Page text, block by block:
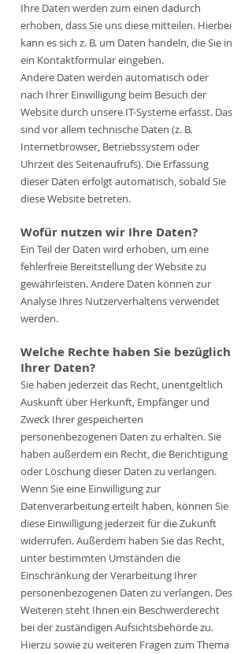
Ihre Daten werden zum einen dadurch
erhoben, dass Sie uns diese mitteilen. Hierbei
kann es sich z. B. um Daten handeln, die Sie in
ein Kontaktformular eingeben.
Andere Daten werden automatisch oder
nach Ihrer Einwilligung beim Besuch der
Website durch unsere IT-Systeme erfasst. Das
sind vor allem technische Daten (z. B.
Internetbrowser, Betriebssystem oder
Uhrzeit des Seitenaufrufs). Die Erfassung
dieser Daten erfolgt automatisch, sobald Sie
diese Website betreten.
Wofür nutzen wir Ihre Daten?
Ein Teil der Daten wird erhoben, um eine
fehlerfreie Bereitstellung der Website zu
gewährleisten. Andere Daten können zur
Analyse Ihres Nutzerverhaltens verwendet
werden.
Welche Rechte haben Sie bezüglich
Ihrer Daten?
Sie haben jederzeit das Recht, unentgeltlich
Auskunft über Herkunft, Empfänger und
Zweck Ihrer gespeicherten
personenbezogenen Daten zu erhalten. Sie
haben außerdem ein Recht, die Berichtigung
oder Löschung dieser Daten zu verlangen.
Wenn Sie eine Einwilligung zur
Datenverarbeitung erteilt haben, können Sie
diese Einwilligung jederzeit für die Zukunft
widerrufen. Außerdem haben Sie das Recht,
unter bestimmten Umständen die
Einschränkung der Verarbeitung Ihrer
personenbezogenen Daten zu verlangen. Des
Weiteren steht Ihnen ein Beschwerderecht
bei der zuständigen Aufsichtsbehörde zu.
Hierzu sowie zu weiteren Fragen zum Thema